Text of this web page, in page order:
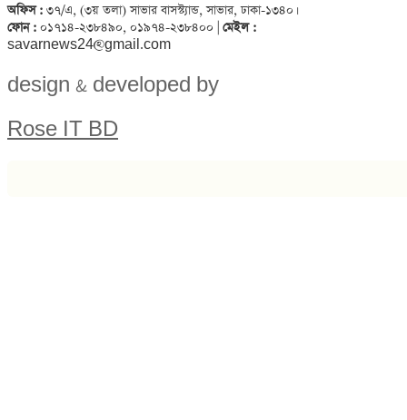
অফিস : ৩৭/এ, (৩য় তলা) সাভার বাসস্ট্যান্ড, সাভার, ঢাকা-১৩৪০।
ফোন : ০১৭১৪-২৩৮৪৯০, ০১৯৭৪-২৩৮৪০০ | মেইল :
savarnews24@gmail.com
design & developed by
Rose IT BD